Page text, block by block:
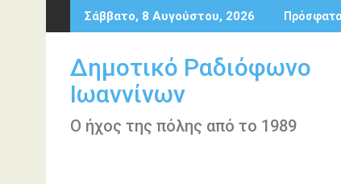
Περάστε
στο
Σάββατο, 8 Αυγούστου, 2026
Δημοτικό Ραδιόφωνο
Ιωαννίνων
Ο ήχος της πόλης από το 1989